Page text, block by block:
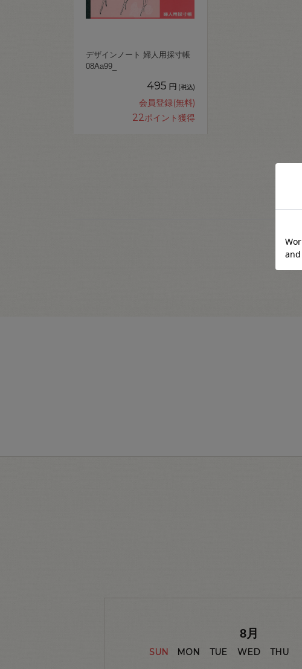
デザインノート 婦人用採寸帳
08Aa99_
495 円 (税込)
会員登録(無料)
22ポイント獲得
8月
SUN MON TUE WED THU